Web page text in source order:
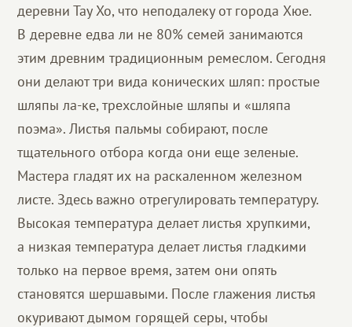
деревни Тау Хо, что неподалеку от города Хюе.
В деревне едва ли не 80% семей занимаются
этим древним традиционным ремеслом. Сегодня
они делают три вида конических шляп: простые
шляпы ла-ке, трехслойные шляпы и «шляпа
поэма». Листья пальмы собирают, после
тщательного отбора когда они еще зеленые.
Мастера гладят их на раскаленном железном
листе. Здесь важно отрегулировать температуру.
Высокая температура делает листья хрупкими,
а низкая температура делает листья гладкими
только на первое время, затем они опять
становятся шершавыми. После глажения листья
окуривают дымом горящей серы, чтобы